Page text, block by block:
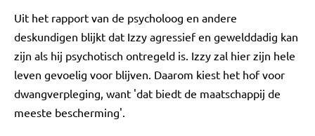
Uit het rapport van de psycholoog en andere
deskundigen blijkt dat Izzy agressief en gewelddadig kan
zijn als hij psychotisch ontregeld is. Izzy zal hier zijn hele
leven gevoelig voor blijven. Daarom kiest het hof voor
dwangverpleging, want 'dat biedt de maatschappij de
meeste bescherming'.